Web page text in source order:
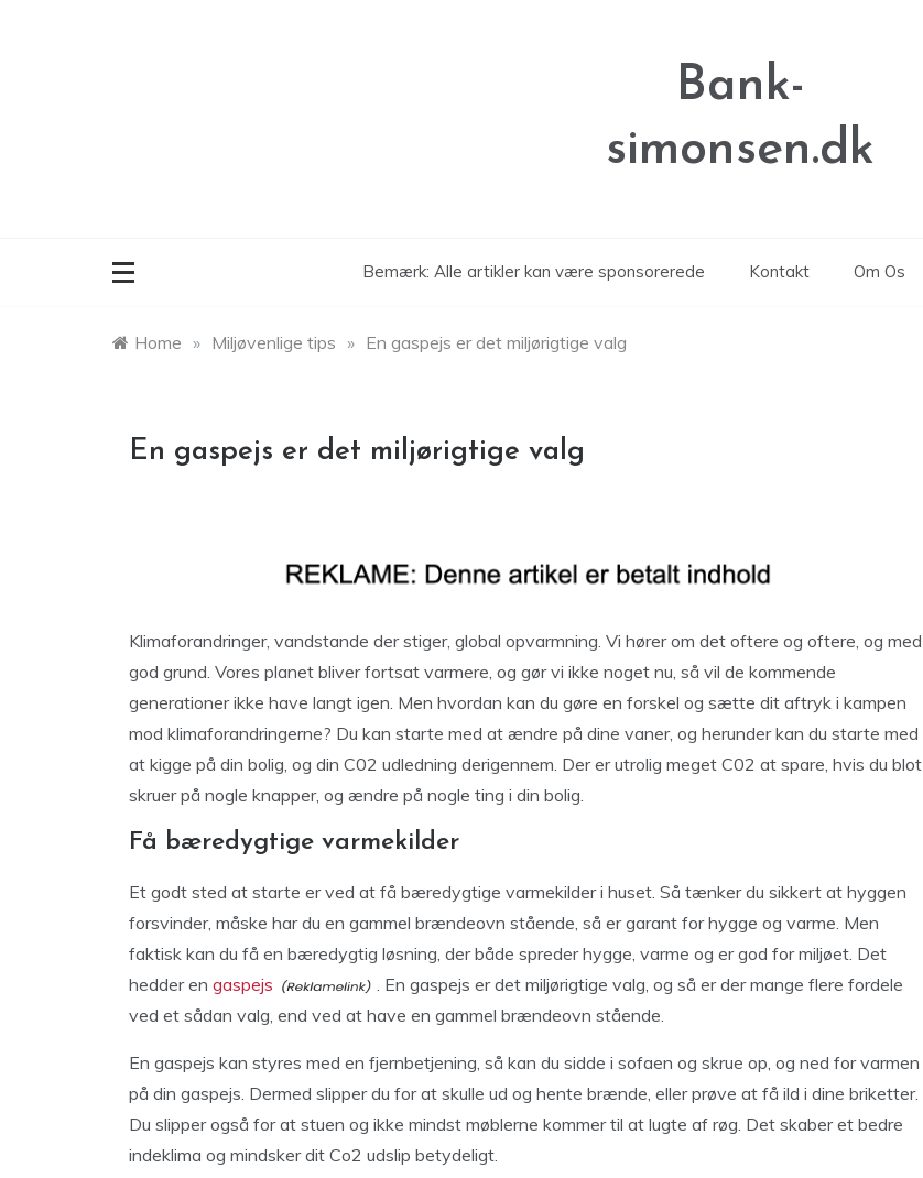
Bank-
simonsen.dk
Bemærk: Alle artikler kan være sponsorerede Kontakt Om Os
Home » Miljøvenlige tips » En gaspejs er det miljørigtige valg
En gaspejs er det miljørigtige valg
Klimaforandringer, vandstande der stiger, global opvarmning. Vi hører om det oftere og oftere, og med
god grund. Vores planet bliver fortsat varmere, og gør vi ikke noget nu, så vil de kommende
generationer ikke have langt igen. Men hvordan kan du gøre en forskel og sætte dit aftryk i kampen
mod klimaforandringerne? Du kan starte med at ændre på dine vaner, og herunder kan du starte med
at kigge på din bolig, og din C02 udledning derigennem. Der er utrolig meget C02 at spare, hvis du blot
skruer på nogle knapper, og ændre på nogle ting i din bolig.
Få bæredygtige varmekilder
Et godt sted at starte er ved at få bæredygtige varmekilder i huset. Så tænker du sikkert at hyggen
forsvinder, måske har du en gammel brændeovn stående, så er garant for hygge og varme. Men
faktisk kan du få en bæredygtig løsning, der både spreder hygge, varme og er god for miljøet. Det
hedder en gaspejs
. En gaspejs er det miljørigtige valg, og så er der mange flere fordele
ved et sådan valg, end ved at have en gammel brændeovn stående.
En gaspejs kan styres med en fjernbetjening, så kan du sidde i sofaen og skrue op, og ned for varmen
på din gaspejs. Dermed slipper du for at skulle ud og hente brænde, eller prøve at få ild i dine briketter.
Du slipper også for at stuen og ikke mindst møblerne kommer til at lugte af røg. Det skaber et bedre
indeklima og mindsker dit Co2 udslip betydeligt.